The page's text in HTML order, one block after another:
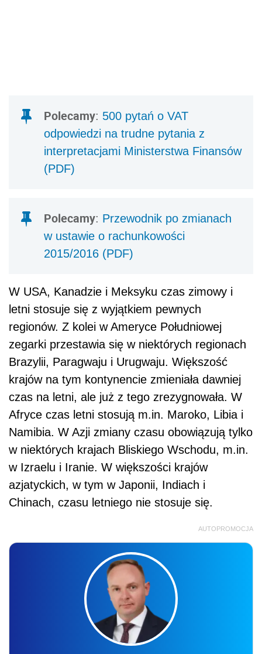
Polecamy: 500 pytań o VAT
odpowiedzi na trudne pytania z
interpretacjami Ministerstwa Finansów
(PDF)
Polecamy: Przewodnik po zmianach
w ustawie o rachunkowości
2015/2016 (PDF)
W USA, Kanadzie i Meksyku czas zimowy i
letni stosuje się z wyjątkiem pewnych
regionów. Z kolei w Ameryce Południowej
zegarki przestawia się w niektórych regionach
Brazylii, Paragwaju i Urugwaju. Większość
krajów na tym kontynencie zmieniała dawniej
czas na letni, ale już z tego zrezygnowała. W
Afryce czas letni stosują m.in. Maroko, Libia i
Namibia. W Azji zmiany czasu obowiązują tylko
w niektórych krajach Bliskiego Wschodu, m.in.
w Izraelu i Iranie. W większości krajów
azjatyckich, w tym w Japonii, Indiach i
Chinach, czasu letniego nie stosuje się.
AUTOPROMOCJA